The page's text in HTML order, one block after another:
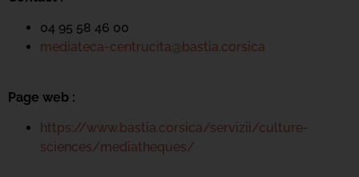
04 95 58 46 00
mediateca-centrucita@bastia.corsica
Page web :
https://www.bastia.corsica/servizii/culture-
sciences/mediatheques/